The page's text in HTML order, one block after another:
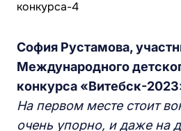
София Рустамова,
Международного
конкурса «Витебск-
На первом месте стоит
очень упорно, и даже на